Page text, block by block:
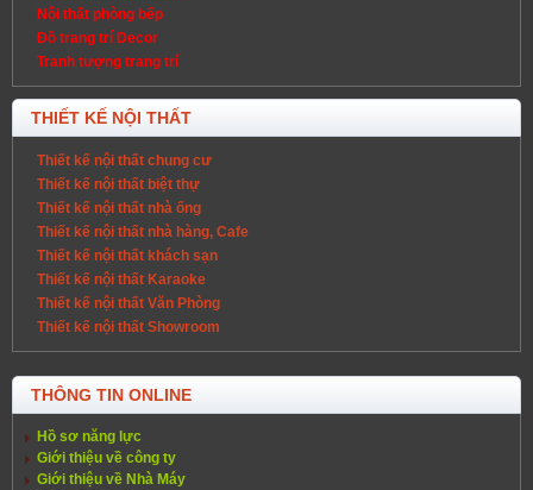
Nội thất phòng bếp
Đồ trang trí Decor
Tranh tượng trang trí
THIẾT KẾ NỘI THẤT
Thiết kế nội thất chung cư
Thiết kế nội thất biệt thự
Thiết kế nội thất nhà ống
Thiết kế nội thất nhà hàng, Cafe
Thiết kế nội thất khách sạn
Thiết kế nội thất Karaoke
Thiết kế nội thất Văn Phòng
Thiết kế nội thất Showroom
THÔNG TIN ONLINE
Hồ sơ năng lực
Giới thiệu về công ty
Giới thiệu về Nhà Máy